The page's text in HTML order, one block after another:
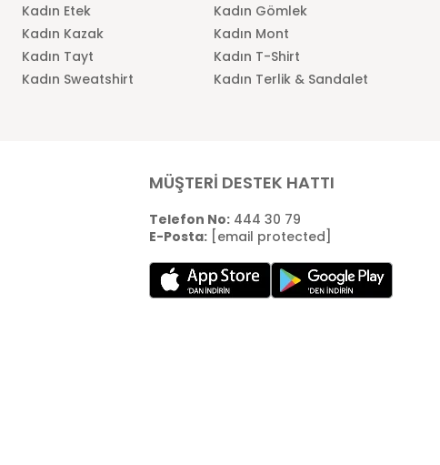
Kadın Etek
Kadın Gömlek
Kadın Kazak
Kadın Mont
Kadın Tayt
Kadın T-Shirt
Kadın Sweatshirt Kadın Terlik & Sandalet
MÜŞTERİ DESTEK HATTI
Telefon No:444 30 79
E-Posta:
[email protected]